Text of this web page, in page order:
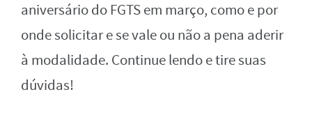
aniversário do FGTS em março, como e por
onde solicitar e se vale ou não a pena aderir
à modalidade. Continue lendo e tire suas
dúvidas!